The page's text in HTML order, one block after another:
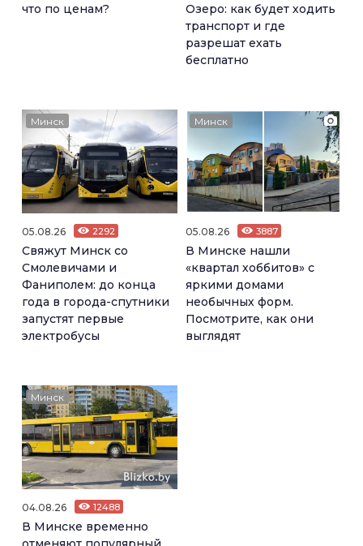
что по ценам?
Озеро: как будет ходить
транспорт и где
разрешат ехать
бесплатно
Минск
05.08.26 2292
Свяжут Минск со
Смолевичами и
Фаниполем: до конца
года в города-спутники
запустят первые
электробусы
Минск
05.08.26 3887
В Минске нашли
«квартал хоббитов» с
яркими домами
необычных форм.
Посмотрите, как они
выглядят
Минск
04.08.26 12488
В Минске временно